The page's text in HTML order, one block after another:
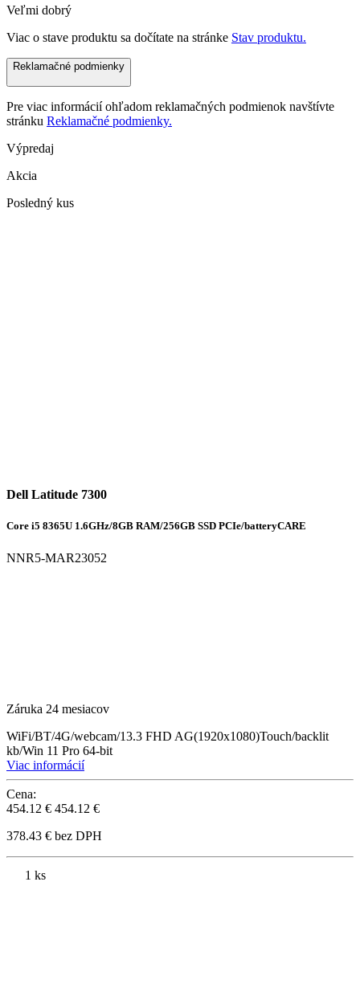
Veľmi dobrý
Viac o stave produktu sa dočítate na stránke Stav produktu.
Reklamačné podmienky
Pre viac informácií ohľadom reklamačných podmienok navštívte
stránku Reklamačné podmienky.
Výpredaj
Akcia
Posledný kus
Dell Latitude 7300
Core i5 8365U 1.6GHz/8GB RAM/256GB SSD PCIe/batteryCARE
NNR5-MAR23052
Záruka 24 mesiacov
WiFi/BT/4G/webcam/13.3 FHD AG(1920x1080)Touch/backlit
kb/Win 11 Pro 64-bit
Viac informácií
Cena:
454.12 € 454.12 €
378.43 € bez DPH
1 ks